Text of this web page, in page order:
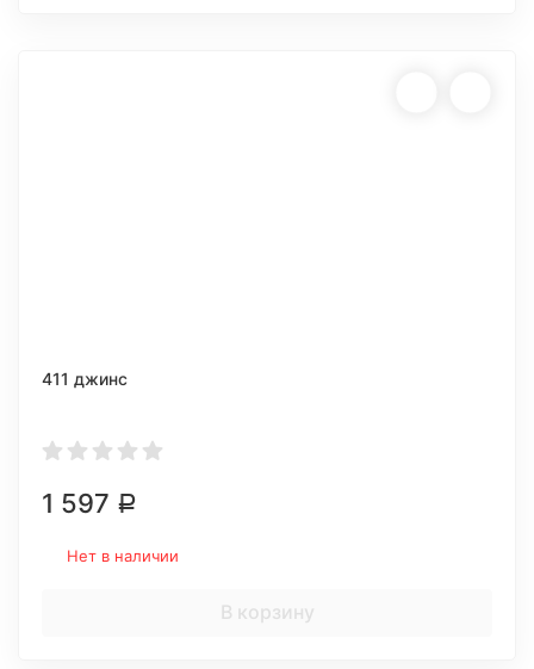
411 джинс
1 597 Р
Нет в наличии
В корзину